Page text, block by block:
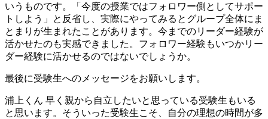
いうものです。「今度の授業ではフォロワー側としてサポー
トしよう」と反省し、実際にやってみるとグループ全体にま
とまりが生まれたことがあります。今までのリーダー経験が
活かせたのも実感できました。フォロワー経験もいつかリー
ダー経験に活かせるのではないでしょうか。
最後に受験生へのメッセージをお願いします。
浦上くん 早く親から自立したいと思っている受験生もいる
と思います。そういった受験生こそ、自分の理想の時間が多